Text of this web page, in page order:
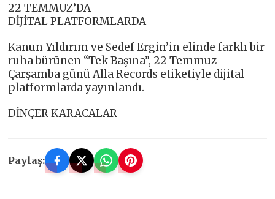
22 TEMMUZ’DA
DİJİTAL PLATFORMLARDA
Kanun Yıldırım ve Sedef Ergin’in elinde farklı bir
ruha bürünen “Tek Başına”, 22 Temmuz
Çarşamba günü Alla Records etiketiyle dijital
platformlarda yayınlandı.
DİNÇER KARACALAR
Paylaş: